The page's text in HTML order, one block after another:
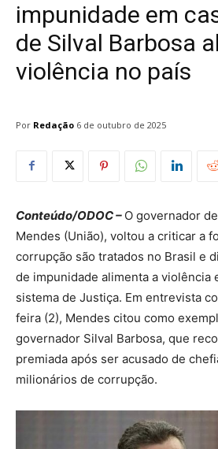
impunidade em
de Silval Barbosa
violência no país
Por Redação 6 de outubro de 2025
Conteúdo/ODOC – O governador
Mendes (União), voltou a criticar a
corrupção são tratados no Brasil e
de impunidade alimenta a violência
sistema de Justiça. Em entrevista
feira (2), Mendes citou como
governador Silval Barbosa, que
premiada após ser acusado de
milionários de corrupção.